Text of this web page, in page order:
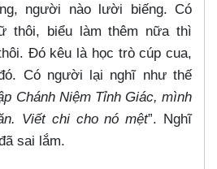
người nào lười biếng. Có
thôi, biểu làm thêm nữa thì
Đó kêu là học trò cúp cua,
Có người lại nghĩ như thế
Chánh Niệm Tỉnh Giác, mình
Viết chi cho nó mệt”. Nghĩ
sai lắm.